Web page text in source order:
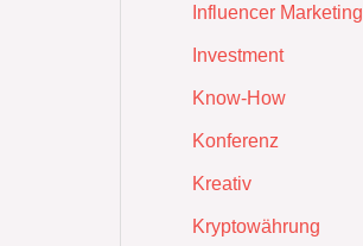
Influencer Marketing
Investment
Know-How
Konferenz
Kreativ
Kryptowährung